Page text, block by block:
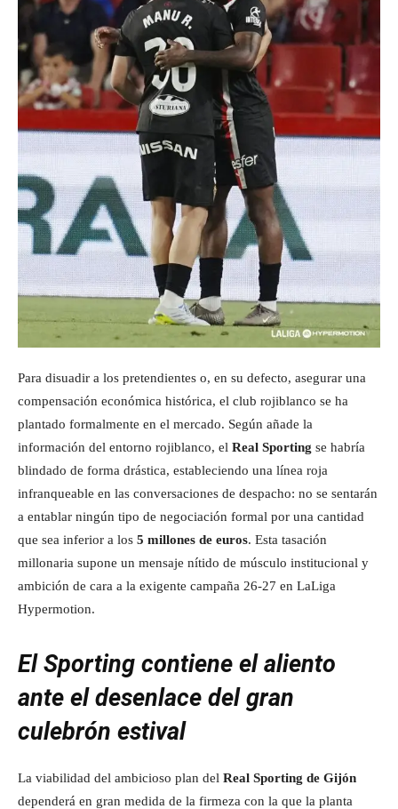
Para disuadir a los pretendientes o, en su defecto, asegurar una
compensación económica histórica, el club rojiblanco se ha
plantado formalmente en el mercado. Según añade la
información del entorno rojiblanco, el Real Sporting se habría
blindado de forma drástica, estableciendo una línea roja
infranqueable en las conversaciones de despacho: no se sentarán
a entablar ningún tipo de negociación formal por una cantidad
que sea inferior a los 5 millones de euros. Esta tasación
millonaria supone un mensaje nítido de músculo institucional y
ambición de cara a la exigente campaña 26-27 en LaLiga
Hypermotion.
El Sporting contiene el aliento
ante el desenlace del gran
culebrón estival
La viabilidad del ambicioso plan del Real Sporting de Gijón
dependerá en gran medida de la firmeza con la que la planta